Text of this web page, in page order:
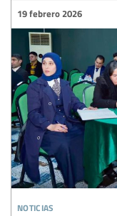
noticias
19 febrero 2026